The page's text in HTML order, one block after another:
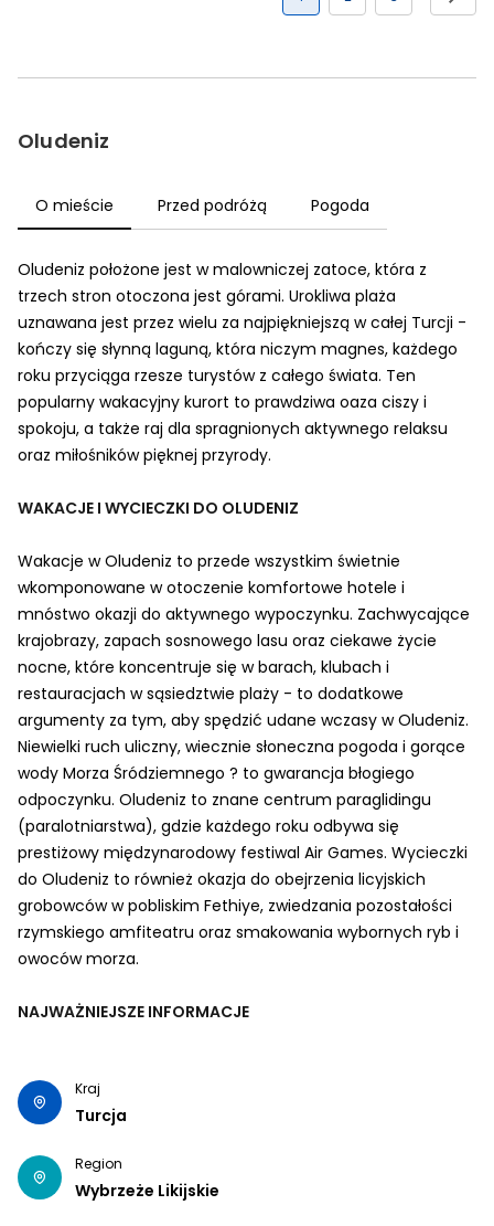
Oludeniz
O mieście Przed podróżą Pogoda
Oludeniz położone jest w malowniczej zatoce, która z
trzech stron otoczona jest górami. Urokliwa plaża
uznawana jest przez wielu za najpiękniejszą w całej Turcji -
kończy się słynną laguną, która niczym magnes, każdego
roku przyciąga rzesze turystów z całego świata. Ten
popularny wakacyjny kurort to prawdziwa oaza ciszy i
spokoju, a także raj dla spragnionych aktywnego relaksu
oraz miłośników pięknej przyrody.
WAKACJE I WYCIECZKI DO OLUDENIZ
Wakacje w Oludeniz to przede wszystkim świetnie
wkomponowane w otoczenie komfortowe hotele i
mnóstwo okazji do aktywnego wypoczynku. Zachwycające
krajobrazy, zapach sosnowego lasu oraz ciekawe życie
nocne, które koncentruje się w barach, klubach i
restauracjach w sąsiedztwie plaży - to dodatkowe
argumenty za tym, aby spędzić udane wczasy w Oludeniz.
Niewielki ruch uliczny, wiecznie słoneczna pogoda i gorące
wody Morza Śródziemnego ? to gwarancja błogiego
odpoczynku. Oludeniz to znane centrum paraglidingu
(paralotniarstwa), gdzie każdego roku odbywa się
prestiżowy międzynarodowy festiwal Air Games. Wycieczki
do Oludeniz to również okazja do obejrzenia licyjskich
grobowców w pobliskim Fethiye, zwiedzania pozostałości
rzymskiego amfiteatru oraz smakowania wybornych ryb i
owoców morza.
NAJWAŻNIEJSZE INFORMACJE
Kraj
Turcja
Region
Wybrzeże Likijskie